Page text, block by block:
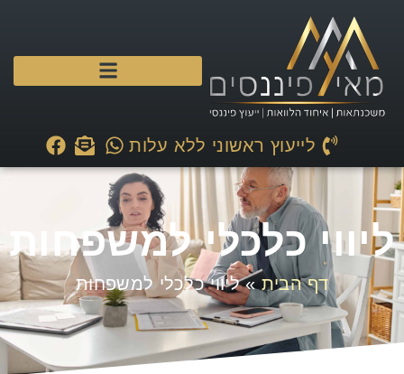
לייעוץ ראשוני ללא עלות
ליווי כלכלי למשפחות
דף הבית »ליווי כלכלי למשפחות